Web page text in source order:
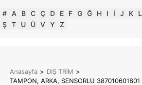
# A B C Ç D E F G Ğ H I İ J K L
Ş T U Ü V Y Z
Anasayfa > DIŞ TRİM >
TAMPON, ARKA, SENSORLU 387010601801